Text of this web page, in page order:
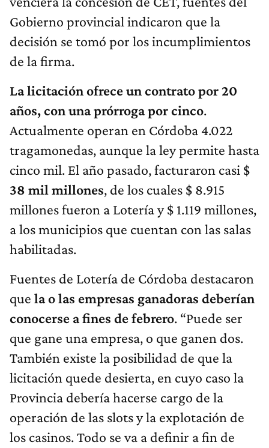
Gobierno provincial indicaron que la
decisión se tomó por los incumplimientos
de la firma.
La licitación ofrece un contrato por 20
años, con una prórroga por cinco.
Actualmente operan en Córdoba 4.022
tragamonedas, aunque la ley permite hasta
cinco mil. El año pasado, facturaron casi $
38 mil millones, de los cuales $ 8.915
millones fueron a Lotería y $ 1.119 millones,
a los municipios que cuentan con las salas
habilitadas.
Fuentes de Lotería de Córdoba destacaron
que la o las empresas ganadoras deberían
conocerse a fines de febrero. “Puede ser
que gane una empresa, o que ganen dos.
También existe la posibilidad de que la
licitación quede desierta, en cuyo caso la
Provincia debería hacerse cargo de la
operación de las slots y la explotación de
los casinos. Todo se va a definir a fin de